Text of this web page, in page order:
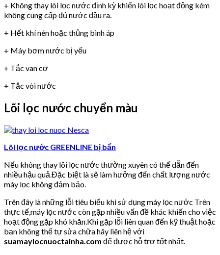
+ Không thay lõi lọc nước định kỳ khiến lõi lọc hoạt động kém
không cung cấp đủ nước đầu ra.
+ Hết khí nén hoặc thủng bình áp
+ Máy bơm nước bị yếu
+ Tắc van cơ
+ Tắc vòi nước
Lõi lọc nước chuyển màu
Lõi lọc nước GREENLINE bị bẩn
Nếu không thay lõi lọc nước thường xuyên có thể dẫn đến
nhiều hậu quả.Đặc biệt là sẽ làm hưởng đến chất lượng nước
máy lọc không đảm bảo.
Trên đây là những lỗi tiêu biểu khi sử dụng máy lọc nước Trên
thực tế,máy lọc nước còn gặp nhiều vấn đề khác khiến cho việc
hoạt động gặp khó khăn.Khi gặp lỗi liên quan đến kỹ thuật hoặc
bạn không thể tự sửa chữa hãy liên hệ với
suamaylocnuoctainha.com để được hỗ trợ tốt nhất.